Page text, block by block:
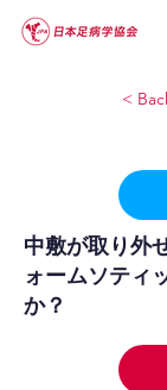
<
中敷が取り外
ォームソティ
か？